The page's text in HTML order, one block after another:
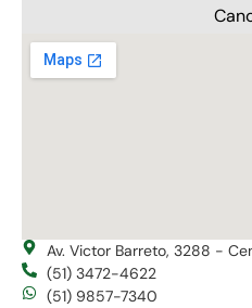
Av. Victor Barreto, 3288 -
(51) 3472-4622
(51) 9857-7340